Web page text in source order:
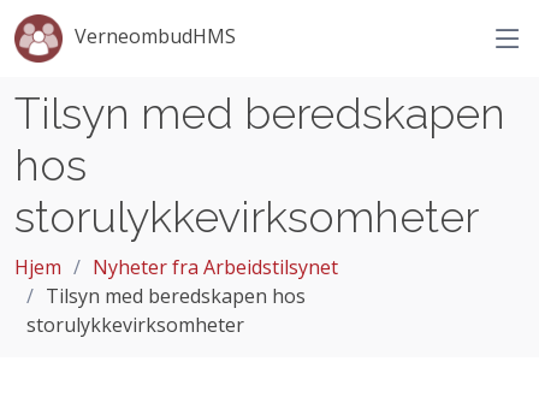
VerneombudHMS
Tilsyn med beredskapen
hos
storulykkevirksomheter
Hjem
Nyheter fra Arbeidstilsynet
Tilsyn med beredskapen hos
storulykkevirksomheter